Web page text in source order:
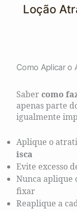
Loção
Como Aplicar o
Saber como
apenas parte
igualmente
Aplique o
isca
Evite excesso
Nunca aplique
fixar
Reaplique a